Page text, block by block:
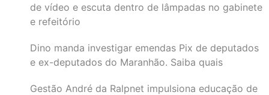
de vídeo e escuta dentro de lâmpadas no gabinete
e refeitório
Dino manda investigar emendas Pix de deputados
e ex-deputados do Maranhão. Saiba quais
Gestão André da Ralpnet impulsiona educação de